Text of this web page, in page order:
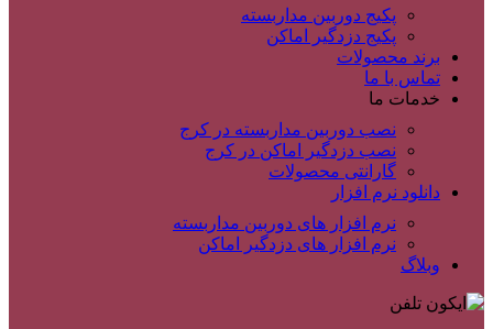
پکیج دوربین مداربسته
پکیج دزدگیر اماکن
برند محصولات
تماس با ما
خدمات ما
نصب دوربین مداربسته در کرج
نصب دزدگیر اماکن در کرج
گارانتی محصولات
دانلود نرم افزار
نرم افزار های دوربین مداربسته
نرم افزار های دزدگیر اماکن
وبلاگ